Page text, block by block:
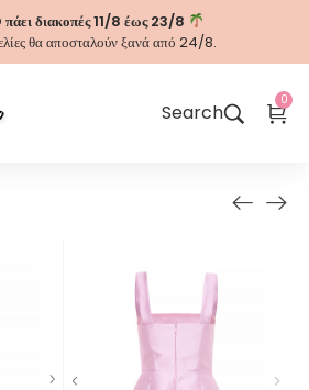
διακοπές 11/8 έως 23/8
θα αποσταλούν ξανά από 24/8.
Search
0